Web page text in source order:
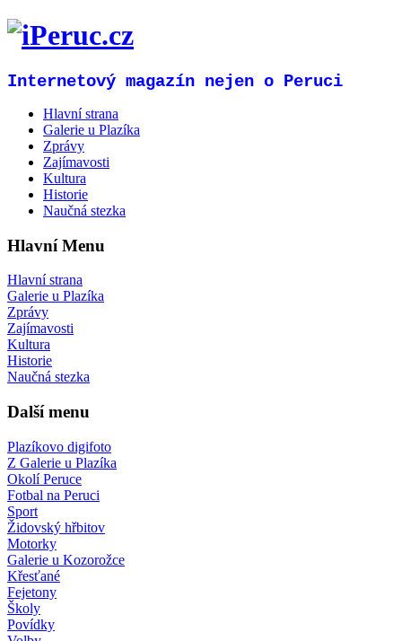
Internetový magazín nejen o Peruci
Hlavní strana
Galerie u Plazíka
Zprávy
Zajímavosti
Kultura
Historie
Naučná stezka
Hlavní Menu
Hlavní strana
Galerie u Plazíka
Zprávy
Zajímavosti
Kultura
Historie
Naučná stezka
Další menu
Plazíkovo digifoto
Z Galerie u Plazíka
Okolí Peruce
Fotbal na Peruci
Sport
Židovský hřbitov
Motorky
Galerie u Kozorožce
Křesťané
Fejetony
Školy
Povídky